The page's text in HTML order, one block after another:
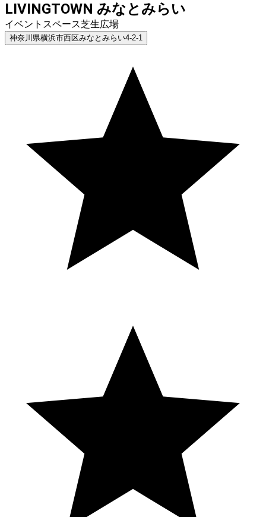
LIVINGTOWN みなとみらい
イベントスペース芝生広場
神奈川県横浜市西区みなとみらい4-2-1